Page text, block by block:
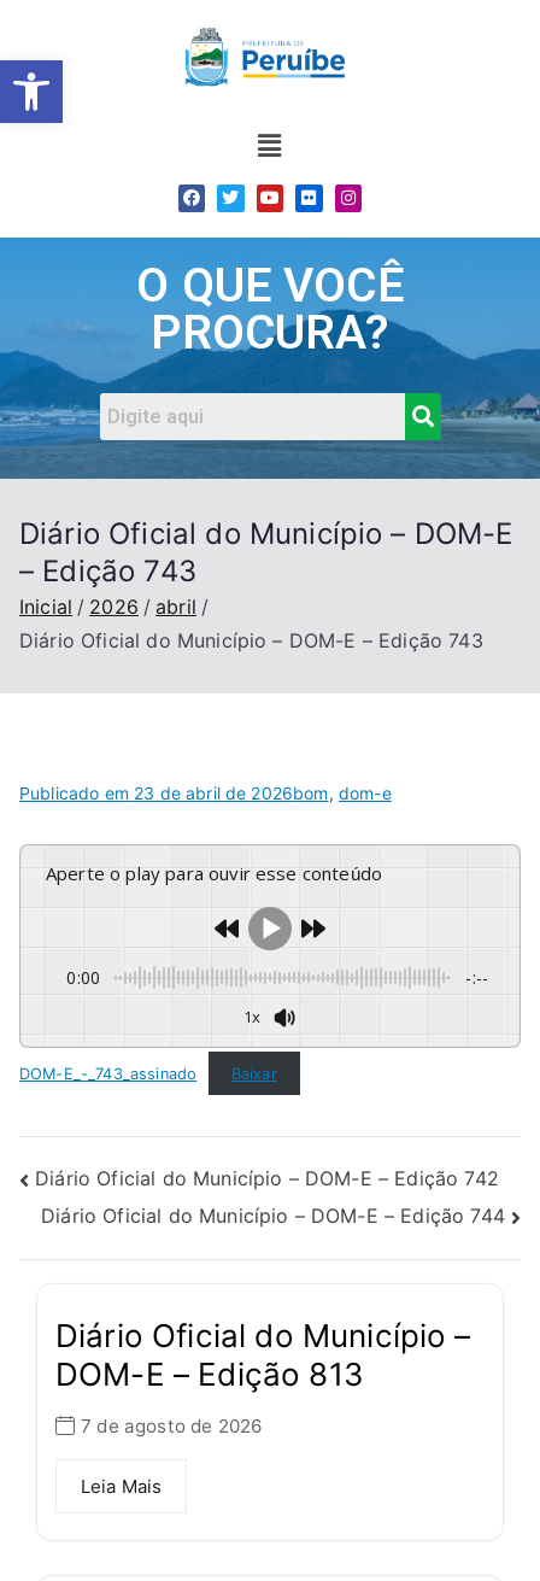
Barra de Ferramentas
O QUE VOCÊ
PROCURA?
Diário Oficial do Município – DOM-E
– Edição 743
Inicial 2026
abril
Diário Oficial do Município – DOM-E – Edição 743
Publicado em 23 de abril de 2026bom, dom-e
Aperte o play para ouvir esse conteúdo
0:00 -:--
1x
DOM-E_-_743_assinado Baixar
Diário Oficial do Município – DOM-E – Edição 742
Diário Oficial do Município – DOM-E – Edição 744
Diário Oficial do Município –
DOM-E – Edição 813
7 de agosto de 2026
Leia Mais